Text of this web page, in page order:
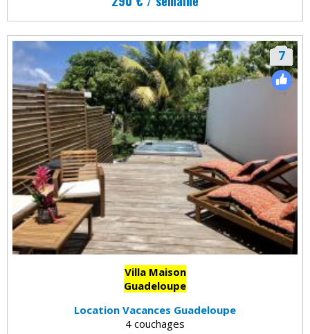
7
Villa Maison
Guadeloupe
Location Vacances Guadeloupe
4 couchages